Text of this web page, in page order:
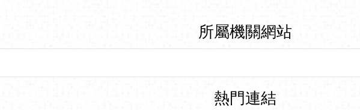
所屬機關網站
熱門連結